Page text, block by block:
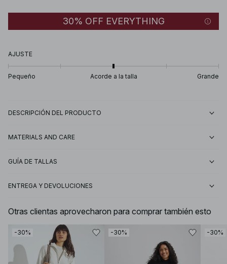
30% OFF EVERYTHING
AJUSTE
Pequeño Acorde a la talla Grande
DESCRIPCIÓN DEL PRODUCTO
MATERIALS AND CARE
GUÍA DE TALLAS
ENTREGA Y DEVOLUCIONES
Otras clientas aprovecharon para comprar también esto
-30% -30% -30%